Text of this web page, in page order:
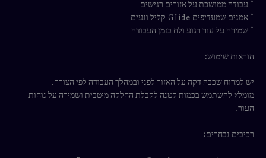
* עבודה ממושכת על אזורים רגישים
* אמנים שמעדיפים Glide קליל ונעים
* שמירה על עור רגוע ולח בזמן העבודה
הוראות שימוש:
יש למרוח שכבה דקה על האזור לפני ובמהלך העבודה לפי הצורך.
מומלץ להשתמש בכמות קטנה לקבלת החלקה מיטבית ושמירה על נוחות
העור.
רכיבים נבחרים: